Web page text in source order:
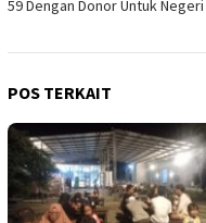
59 Dengan Donor Untuk Negeri
POS TERKAIT